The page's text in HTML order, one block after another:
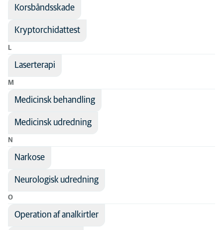
Korsbåndsskade
Kryptorchidattest
L
Laserterapi
M
Medicinsk behandling
Medicinsk udredning
N
Narkose
Neurologisk udredning
O
Operation af analkirtler